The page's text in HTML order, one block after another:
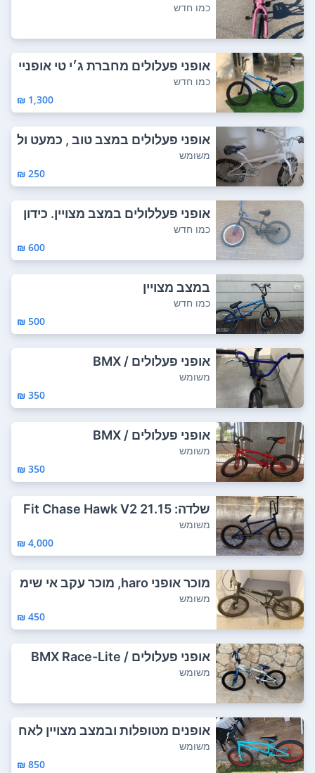
כמו חדש
אופני פעלולים מחברת ג׳י טי אופניי
ם מדה...
כמו חדש
1,300 ₪
אופני פעלולים במצב טוב , כמעט ול
א היו בש...
משומש
250 ₪
אופני פעללולים במצב מצויין. כידון
מסתוב...
כמו חדש
600 ₪
במצב מצויין
כמו חדש
500 ₪
אופני פעלולים / BMX
משומש
350 ₪
אופני פעלולים / BMX
משומש
350 ₪
שלדה: 21.15 Fit Chase Hawk V2
מזלג: Ecl...
משומש
4,000 ₪
מוכר אופני haro, מוכר עקב אי שימ
וש. עדי...
משומש
450 ₪
אופני פעלולים / BMX Race-Lite
משומש
אופנים מטופלות ובמצב מצויין לאח
ר צבע והח...
משומש
850 ₪